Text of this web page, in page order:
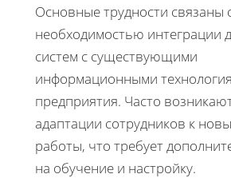
Основные трудности связаны
необходимостью интеграции
систем с существующими
информационными
предприятия. Часто
адаптации сотрудников к
работы, что требует
на обучение и настройку.